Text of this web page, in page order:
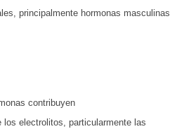
principalmente hormonas mas­culinas
contribuyen
electrolitos, par­ticularmente las